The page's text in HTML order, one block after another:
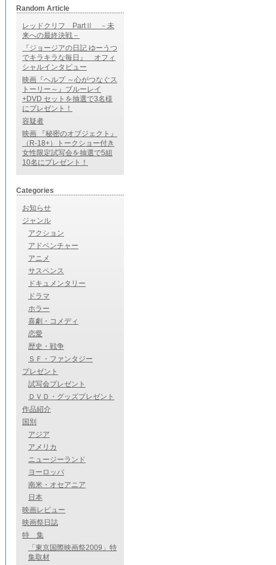
Random Article
レッドクリフ PartⅡ －未
来への最終決戦－
『ジョージアの日記 ゆーうつ
でキラキラな毎日』 オフィ
シャルインタビュー
映画『ヘルプ ～心がつなぐス
トーリー～』ブルーレイ
+DVD セットを抽選で3名様
にプレゼント！
容疑者
映画 『秘密のオブジェクト』
（R-18+）トークショー付き
女性限定試写会を抽選で5組
10名にプレゼント！
Categories
お知らせ
ジャンル
アクション
アドベンチャー
アニメ
サスペンス
ドキュメンタリー
ドラマ
ホラー
喜劇・コメディ
恋愛
歴史・戦争
ＳＦ・ファンタジー
プレゼント
試写会プレゼント
ＤＶＤ・グッズプレゼント
作品紹介
国別
アジア
アメリカ
ニュージーランド
ヨーロッパ
南米・オセアニア
日本
映画レビュー
映画祭日誌
特 集
「東京国際映画祭2009」特
集取材